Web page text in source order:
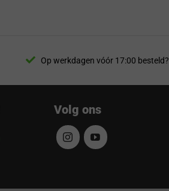
Op werkdagen vóór 17:00 besteld?
Volg ons